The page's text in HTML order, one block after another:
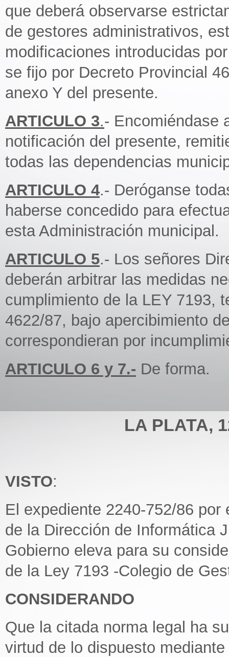
que deberá observarse
de gestores administrativos,
modificaciones introducidas
se fijo por Decreto Provincial
anexo Y del presente.
ARTICULO 3.- Encomiéndase
notificación del presente,
todas las dependencias
ARTICULO 4.- Deróganse
haberse concedido para
esta Administración municipal.
ARTICULO 5.- Los señores
deberán arbitrar las medidas
cumplimiento de la LEY 7193,
4622/87, bajo apercibimiento
correspondieran por
ARTICULO 6 y 7.- De forma.
LA PLATA,
VISTO:
El expediente 2240-752/86
de la Dirección de Informática
Gobierno eleva para su
de la Ley 7193 -Colegio de
CONSIDERANDO
Que la citada norma legal ha
virtud de lo dispuesto